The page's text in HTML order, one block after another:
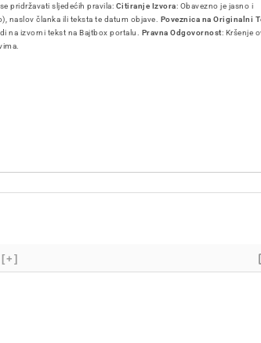
pridržavati sljedećih pravila: Citiranje Izvora: Obavezno je jasno i
naslov članka ili teksta te datum objave. Poveznica na Originalni
na izvorni tekst na Bajtbox portalu. Pravna Odgovornost: Kršenje
[+]